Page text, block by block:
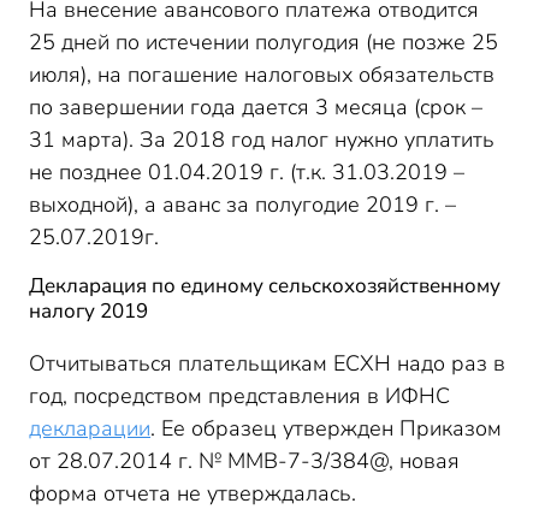
На внесение авансового платежа отводится
25 дней по истечении полугодия (не позже 25
июля), на погашение налоговых обязательств
по завершении года дается 3 месяца (срок –
31 марта). За 2018 год налог нужно уплатить
не позднее 01.04.2019 г. (т.к. 31.03.2019 –
выходной), а аванс за полугодие 2019 г. –
25.07.2019г.
Декларация по единому сельскохозяйственному
налогу 2019
Отчитываться плательщикам ЕСХН надо раз в
год, посредством представления в ИФНС
декларации. Ее образец утвержден Приказом
от 28.07.2014 г. № ММВ-7-3/384@, новая
форма отчета не утверждалась.